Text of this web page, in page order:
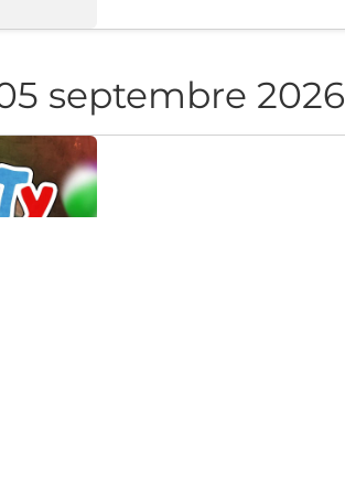
septembre 2026